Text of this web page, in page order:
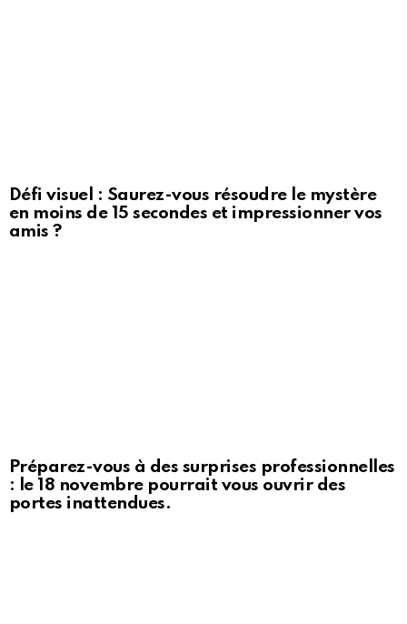
Défi visuel : Saurez-vous résoudre le mystère
en moins de 15 secondes et impressionner vos
amis ?
Préparez-vous à des surprises professionnelles
: le 18 novembre pourrait vous ouvrir des
portes inattendues.